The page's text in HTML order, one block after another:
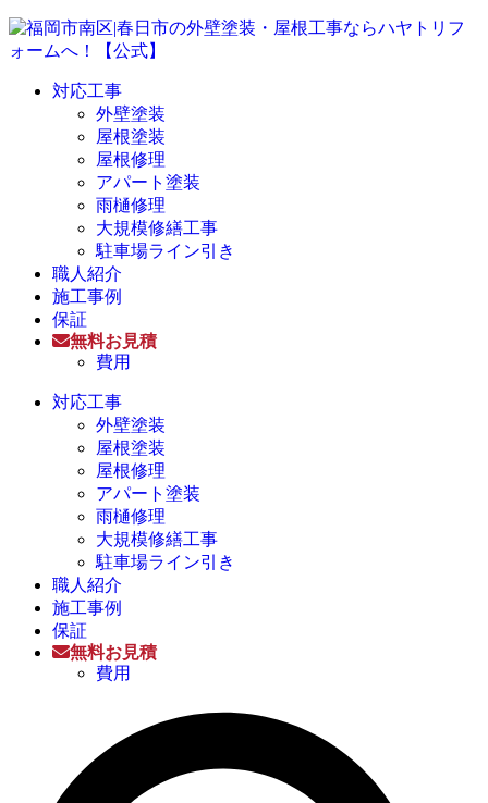
対応工事
外壁塗装
屋根塗装
屋根修理
アパート塗装
雨樋修理
大規模修繕工事
駐車場ライン引き
職人紹介
施工事例
保証
無料お見積
費用
対応工事
外壁塗装
屋根塗装
屋根修理
アパート塗装
雨樋修理
大規模修繕工事
駐車場ライン引き
職人紹介
施工事例
保証
無料お見積
費用